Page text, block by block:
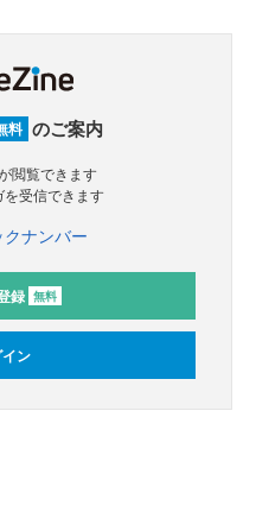
料 のご案内
閲覧できます
を受信できます
ナンバー
録 無料
ン